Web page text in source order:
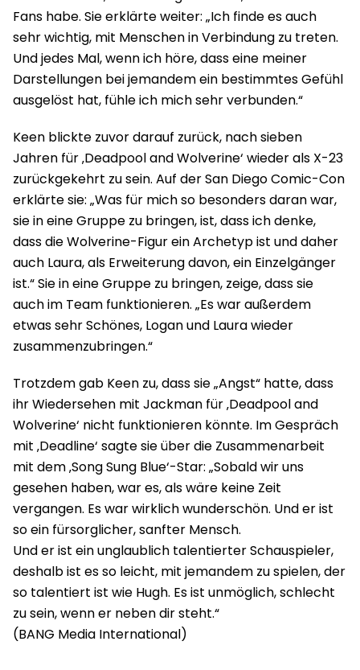
Fans habe. Sie erklärte weiter: „Ich finde es auch
sehr wichtig, mit Menschen in Verbindung zu treten.
Und jedes Mal, wenn ich höre, dass eine meiner
Darstellungen bei jemandem ein bestimmtes Gefühl
ausgelöst hat, fühle ich mich sehr verbunden.“
Keen blickte zuvor darauf zurück, nach sieben
Jahren für ‚Deadpool and Wolverine‘ wieder als X-23
zurückgekehrt zu sein. Auf der San Diego Comic-Con
erklärte sie: „Was für mich so besonders daran war,
sie in eine Gruppe zu bringen, ist, dass ich denke,
dass die Wolverine-Figur ein Archetyp ist und daher
auch Laura, als Erweiterung davon, ein Einzelgänger
ist.“ Sie in eine Gruppe zu bringen, zeige, dass sie
auch im Team funktionieren. „Es war außerdem
etwas sehr Schönes, Logan und Laura wieder
zusammenzubringen.“
Trotzdem gab Keen zu, dass sie „Angst“ hatte, dass
ihr Wiedersehen mit Jackman für ‚Deadpool and
Wolverine‘ nicht funktionieren könnte. Im Gespräch
mit ‚Deadline‘ sagte sie über die Zusammenarbeit
mit dem ‚Song Sung Blue‘-Star: „Sobald wir uns
gesehen haben, war es, als wäre keine Zeit
vergangen. Es war wirklich wunderschön. Und er ist
so ein fürsorglicher, sanfter Mensch.
Und er ist ein unglaublich talentierter Schauspieler,
deshalb ist es so leicht, mit jemandem zu spielen, der
so talentiert ist wie Hugh. Es ist unmöglich, schlecht
zu sein, wenn er neben dir steht.“